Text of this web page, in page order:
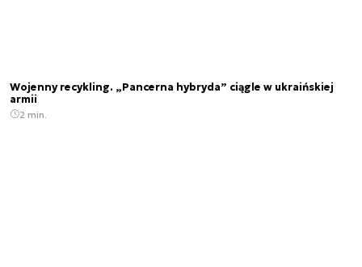
Wojenny recykling. „Pancerna hybryda” ciągle w ukraińskiej
armii
2 min.